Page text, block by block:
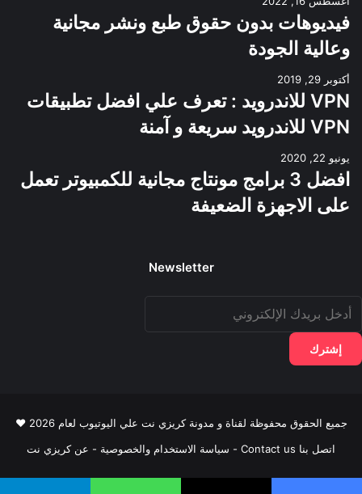
فيديوهات بدون حقوق طبع ونشر مجانية
وعالية الجودة
أكتوبر 29, 2019
VPN للاندرويد : تعرف علي افضل تطبيقات
VPN للاندرويد سريعة و آمنة
يونيو 22, 2020
افضل 3 برامج مونتاج مجانية للكمبيوتر تعمل
على الاجهزة الضعيفة
Newsletter
أدخل
بريدك
الإلكتروني
جميع الحقوق محفوظة لقناة و مدونة كريزي نت علي اليوتيوب لعام 2026 ♥
اتصل بنا Contact us
- سياسة الاستخدام والخصوصية - عن كريزي نت